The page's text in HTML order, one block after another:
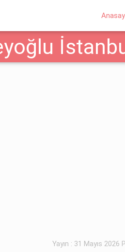
Yayın : 31 Mayıs 2026